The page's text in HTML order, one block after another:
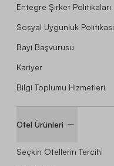
Entegre Şirket Politikaları
Sosyal Uygunluk Politikası
Bayi Başvurusu
Kariyer
Bilgi Toplumu Hizmetleri
Otel Ürünleri
Seçkin Otellerin Tercihi